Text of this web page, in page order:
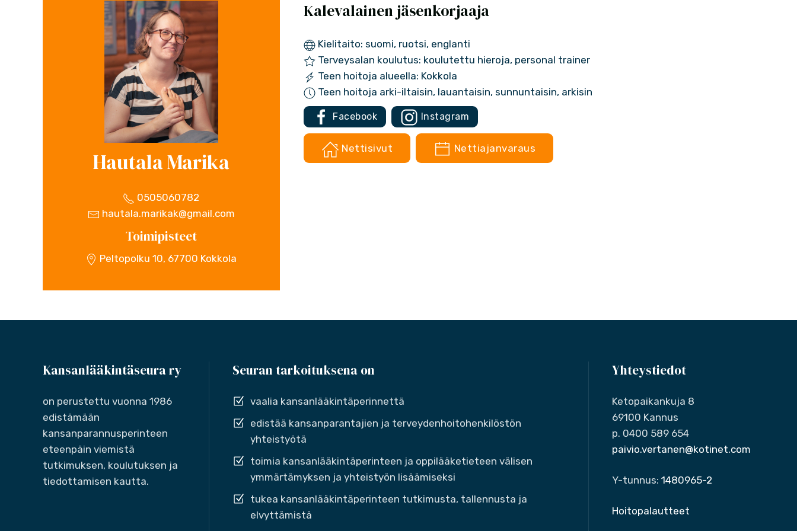
Hautala Marika
0505060782
hautala.marikak@gmail.com
Toimipisteet
Peltopolku 10, 67700 Kokkola
Kalevalainen jäsenkorjaaja
Kielitaito: suomi, ruotsi, englanti
Terveysalan koulutus: koulutettu hieroja, personal trainer
Teen hoitoja alueella: Kokkola
Teen hoitoja arki-iltaisin, lauantaisin, sunnuntaisin, arkisin
Facebook Instagram
Nettisivut Nettiajanvaraus
Kansanlääkintäseura ry
on perustettu vuonna 1986
edistämään
kansanparannusperinteen
eteenpäin viemistä
tutkimuksen, koulutuksen ja
tiedottamisen kautta.
Seuran tarkoituksena on
vaalia kansanlääkintäperinnettä
edistää kansanparantajien ja terveydenhoitohenkilöstön
yhteistyötä
toimia kansanlääkintäperinteen ja oppilääketieteen välisen
ymmärtämyksen ja yhteistyön lisäämiseksi
tukea kansanlääkintäperinteen tutkimusta, tallennusta ja
elvyttämistä
Yhteystiedot
Ketopaikankuja 8
69100 Kannus
p. 0400 589 654
paivio.vertanen@kotinet.com
Y-tunnus: 1480965-2
Hoitopalautteet